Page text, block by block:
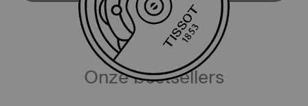
Onze bestsellers